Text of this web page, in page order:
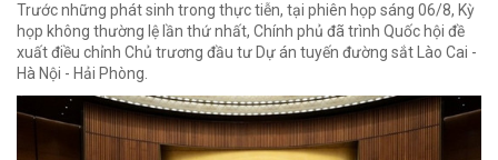
Trước những phát sinh trong thực tiễn, tại phiên họp sáng 06/8, Kỳ
họp không thường lệ lần thứ nhất, Chính phủ đã trình Quốc hội đề
xuất điều chỉnh Chủ trương đầu tư Dự án tuyến đường sắt Lào Cai -
Hà Nội - Hải Phòng.